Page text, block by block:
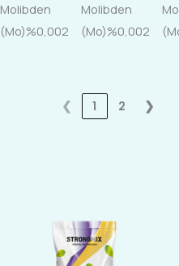
Molibden
(Mo)%0,002
Molibden
(Mo)%0,002
❮ 1 2 ❯
ürünün
birden